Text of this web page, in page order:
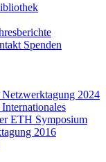
Spenden
Netzwerktagung 2024
Internationales
ETH Symposium
2016